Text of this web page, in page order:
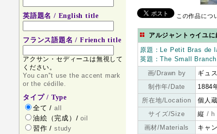
英語題名 / English title
フランス語題名 / Friench title
アクサン・セディーユは無視して
ください。
You can''t use the accent mark
or the cédille.
タイプ / Type
全て / all
油絵（完成）/oil
習作 / study
この作品につ
アルジャントゥイユ
原題：Le Petit Bras de
英題：The Small
画/Drawn by
ギュ
制作年/Date
1884
所在地/Location
個人
サイズ/Size
縦 / h
画材/Materials
キャ